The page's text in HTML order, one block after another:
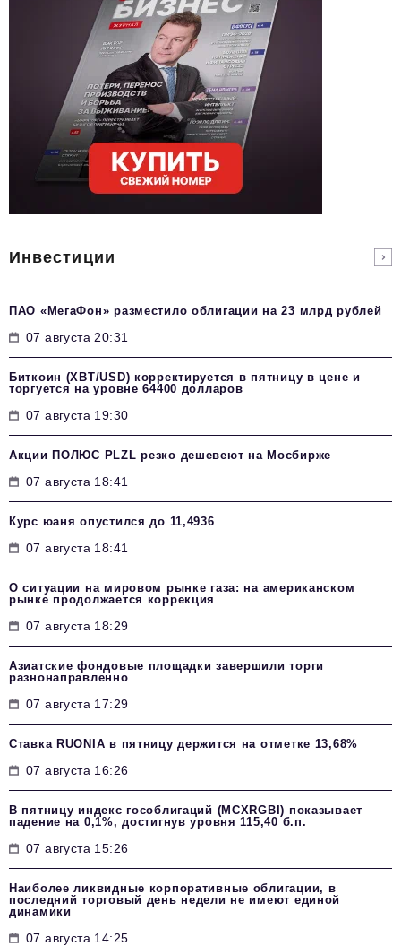
Инвестиции
ПАО «МегаФон» разместило облигации на 23 млрд рублей
07 августа 20:31
Биткоин (XBT/USD) корректируется в пятницу в цене и
торгуется на уровне 64400 долларов
07 августа 19:30
Акции ПОЛЮС PLZL резко дешевеют на Мосбирже
07 августа 18:41
Курс юаня опустился до 11,4936
07 августа 18:41
О ситуации на мировом рынке газа: на американском
рынке продолжается коррекция
07 августа 18:29
Азиатские фондовые площадки завершили торги
разнонаправленно
07 августа 17:29
Ставка RUONIA в пятницу держится на отметке 13,68%
07 августа 16:26
В пятницу индекс гособлигаций (MCXRGBI) показывает
падение на 0,1%, достигнув уровня 115,40 б.п.
07 августа 15:26
Наиболее ликвидные корпоративные облигации, в
последний торговый день недели не имеют единой
динамики
07 августа 14:25